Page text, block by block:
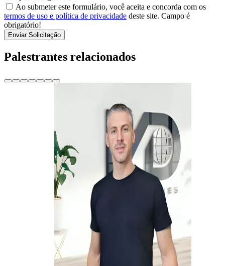
Ao submeter este formulário, você aceita e concorda com os
termos de uso e política de privacidade deste site. Campo é
obrigatório!
Enviar Solicitação
Palestrantes relacionados